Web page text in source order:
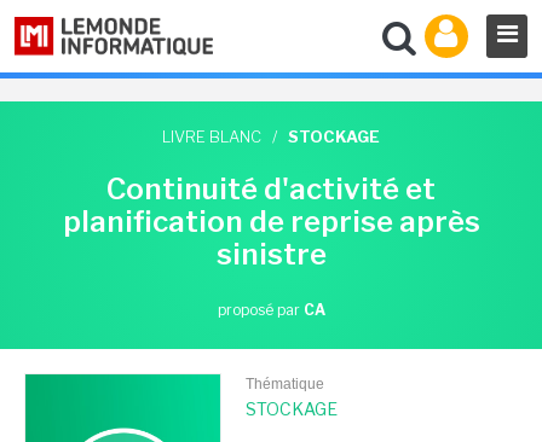
LIVRE BLANC / STOCKAGE
Continuité d'activité et
planification de reprise après
sinistre
proposé par CA
Thématique
STOCKAGE